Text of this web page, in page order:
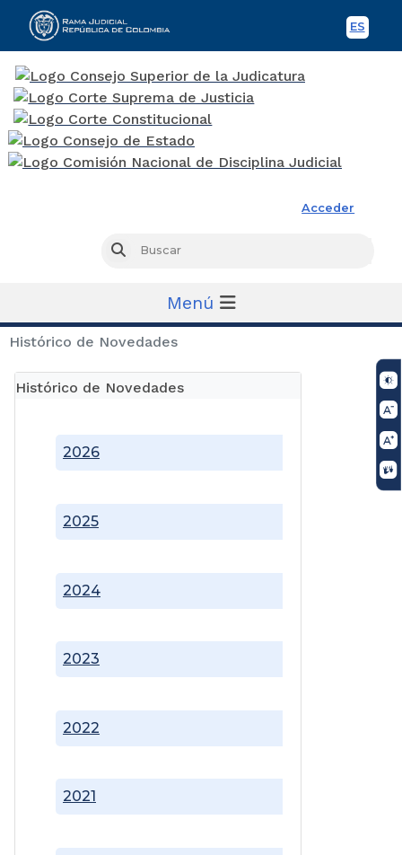
ES
Acceder
Buscar
Menú
Histórico de Novedades
Histórico de Novedades
2021
2022
2023
2024
2025
2026